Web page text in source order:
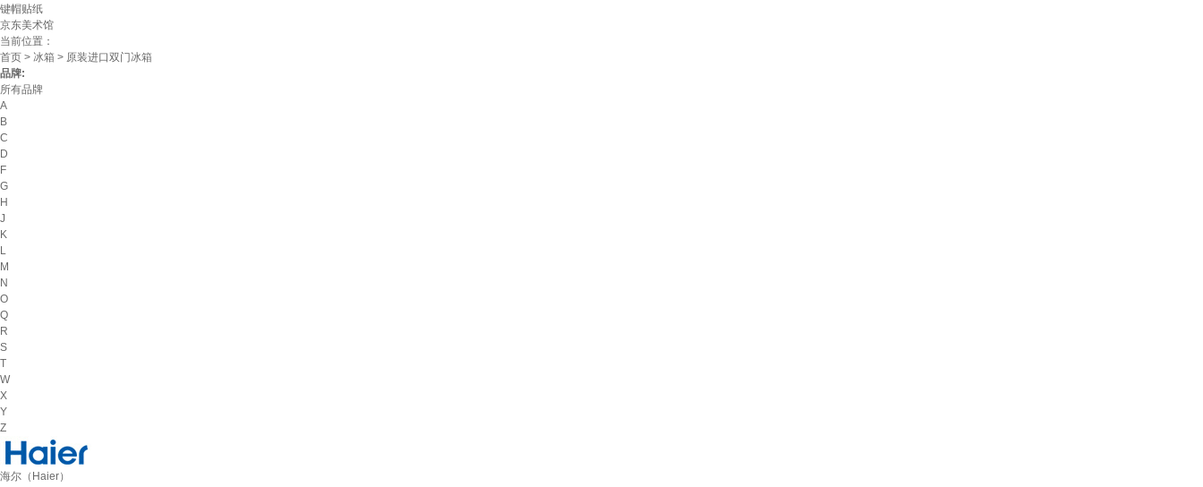
键帽贴纸
京东美术馆
当前位置：
首页 > 冰箱 > 原装进口双门冰箱
品牌:
所有品牌
A
B
C
D
F
G
H
J
K
L
M
N
O
Q
R
S
T
W
X
Y
Z
海尔（Haier）